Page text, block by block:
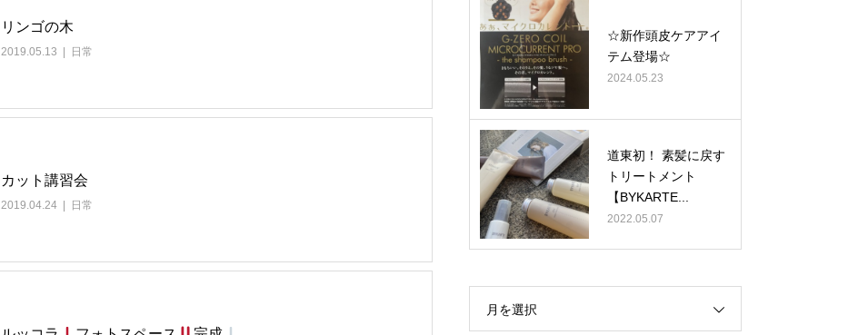
リンゴの木
2019.05.13 日常
カット講習会
2019.04.24 日常
☆新作頭皮ケアアイ
テム登場☆
2024.05.23
道東初！ 素髪に戻す
トリートメント
【BYKARTE...
2022.05.07
月を選択